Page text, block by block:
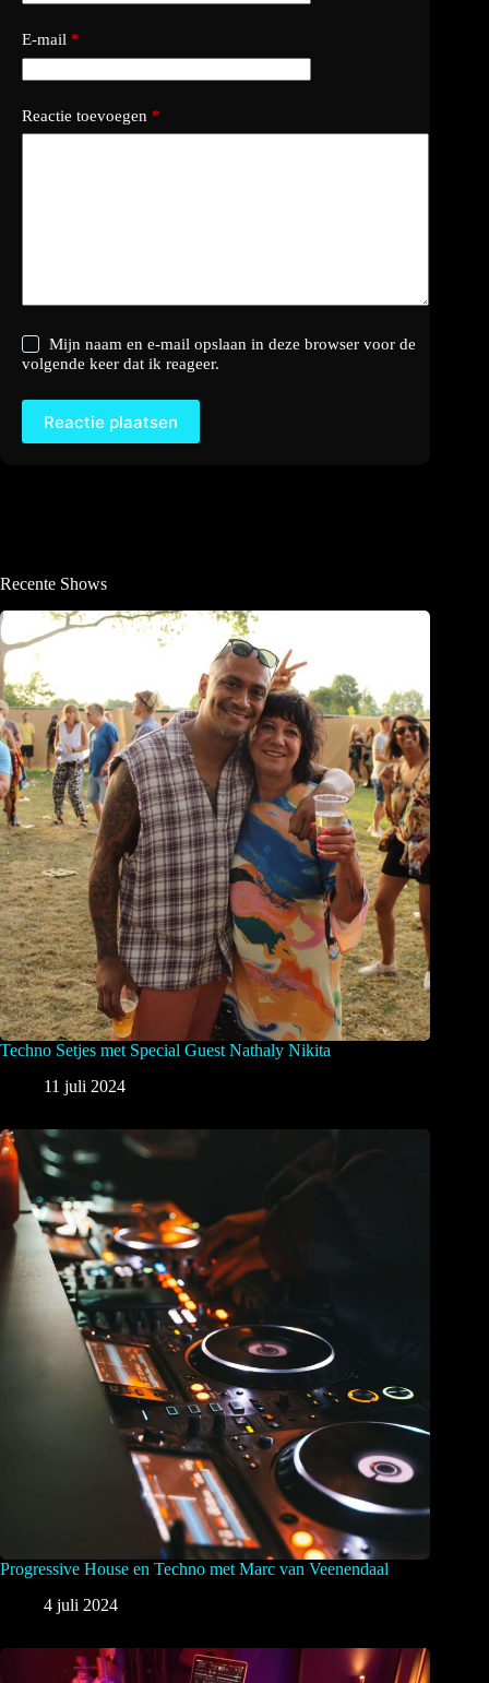
E-mail *
Reactie toevoegen *
Mijn naam en e-mail opslaan in deze browser voor de
volgende keer dat ik reageer.
Reactie plaatsen
Recente Shows
Techno Setjes met Special Guest Nathaly Nikita
11 juli 2024
Progressive House en Techno met Marc van Veenendaal
4 juli 2024